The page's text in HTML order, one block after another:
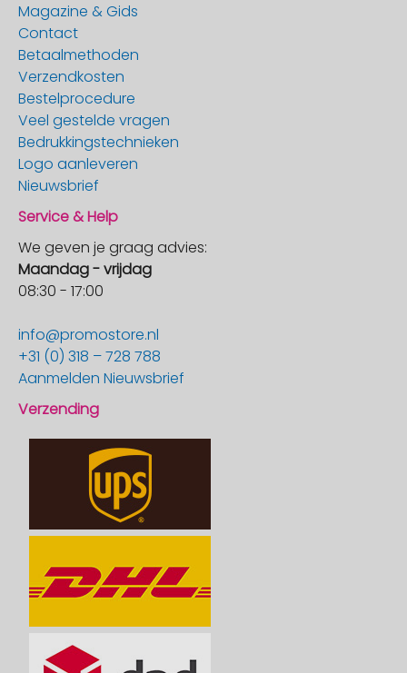
Magazine & Gids
Contact
Betaalmethoden
Verzendkosten
Bestelprocedure
Veel gestelde vragen
Bedrukkingstechnieken
Logo aanleveren
Nieuwsbrief
Service & Help
We geven je graag advies:
Maandag - vrijdag
08:30 - 17:00
info@promostore.nl
+31 (0) 318 – 728 788
Aanmelden Nieuwsbrief
Verzending